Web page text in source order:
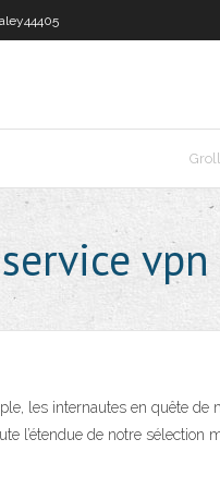
vpn
les internautes en quête
l’étendue de notre